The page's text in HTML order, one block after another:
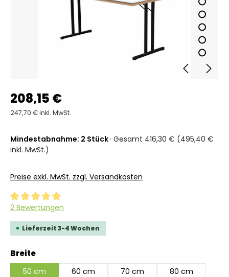
208,15 €
247,70 € inkl. MwSt.
Mindestabnahme: 2 Stück · Gesamt 416,30 € (495,40 €
inkl. MwSt.)
Preise exkl. MwSt. zzgl. Versandkosten
Durchschnittliche Bewertung von 5 von 5 Sternen
2 Bewertungen
Lieferzeit 3-4 Wochen
Breiteauswählen
50 cm 60 cm 70 cm 80 cm